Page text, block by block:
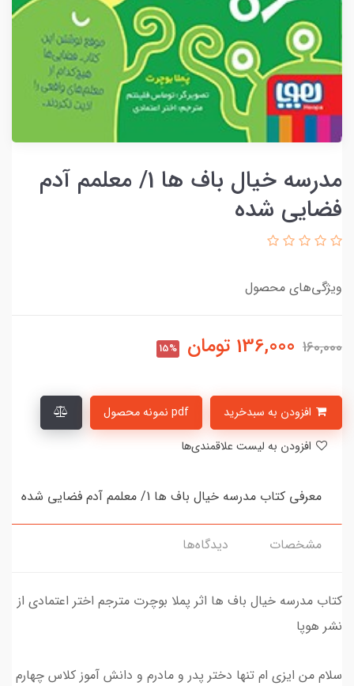
مدرسه خیال باف ها 1/ معلمم آدم
فضایی شده
ویژگی‌های محصول
160,000
136,000 تومان 15%
pdf نمونه محصول
معرفی کتاب مدرسه خیال باف ها 1/ معلمم آدم فضایی شده
مشخصات دیدگاه‌ها
کتاب مدرسه خیال باف ها اثر پملا بوچرت مترجم اختر اعتمادی از
نشر هوپا
سلام من ایزی ام تنها دختر پدر و مادرم و دانش آموز کلاس چهارم